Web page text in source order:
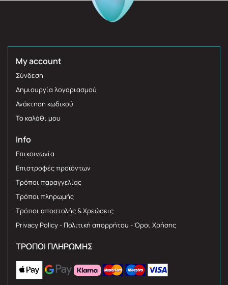
My account
Σύνδεση
Δημιουργία λογαριασμού
Ανάκτηση κωδικού
Το καλάθι μου
Info
Επικοινωνία
Επιστροφές προϊόντων
Τρόποι παραγγελίας
Τρόποι πληρωμής
Τρόποι αποστολής & Χρεώσεις
Privacy Policy - Πολιτική απορρήτου - Όροι Χρήσης
ΤΡΌΠΟΙ ΠΛΗΡΩΜΉΣ